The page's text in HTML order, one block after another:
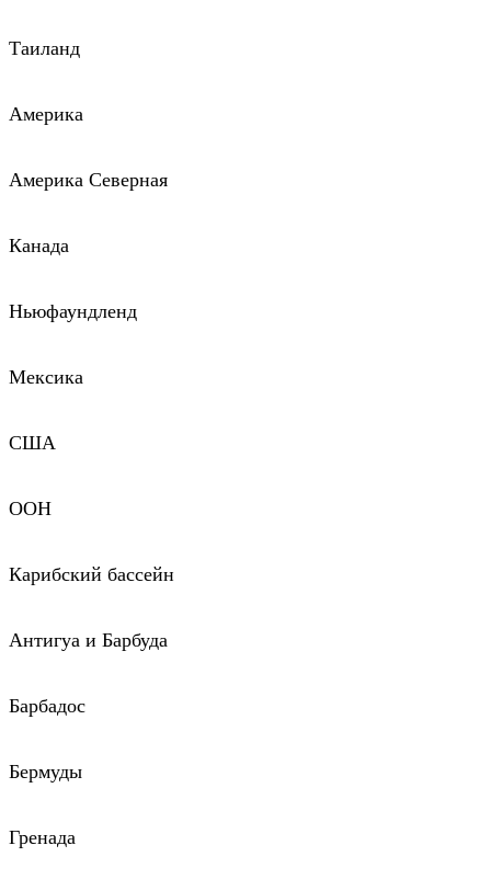
Таиланд
Америка
Америка Северная
Канада
Ньюфаундленд
Мексика
США
ООН
Карибский бассейн
Антигуа и Барбуда
Барбадос
Бермуды
Гренада